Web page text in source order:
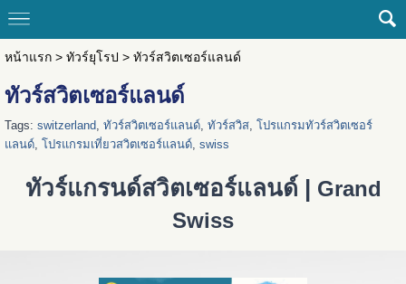
หน้าแรก> ทัวร์ยุโรป > ทัวร์สวิตเซอร์แลนด์
ทัวร์สวิตเซอร์แลนด์
Tags: switzerland, ทัวร์สวิตเซอร์แลนด์, ทัวร์สวิส, โปรแกรมทัวร์สวิตเซอร์
แลนด์, โปรแกรมเที่ยวสวิตเซอร์แลนด์, swiss
ทัวร์แกรนด์สวิตเซอร์แลนด์ | Grand
Swiss